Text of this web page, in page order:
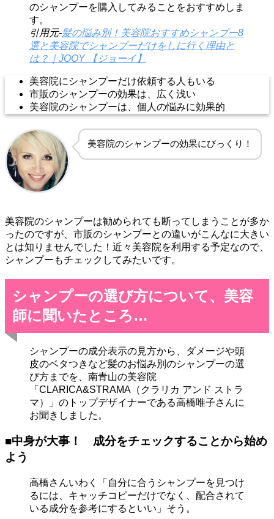
のシャンプーを購入してみることをおすすめしま
す。
引用元-髪の悩み別！美容院おすすめシャンプー8
選と美容院でシャンプーだけをしに行く理由と
は？｜JOOY 【ジョーイ】
美容院にシャンプーだけ依頼する人もいる
市販のシャンプーの効果は、広く浅い
美容院のシャンプーは、個人の悩みに効果的
美容院のシャンプーの効果にびっくり！
美容院のシャンプーは勧められても断ってしまうことが多か
ったのですが、市販のシャンプーとの違いがこんなに大きい
とは知りませんでした！近々美容院を利用する予定なので、
シャンプーもチェックしてみたいです。
シャンプーの選び方について、美容
師に聞いたところ…
シャンプーの成分表示の見方から、ダメージや頭
皮のベタつきなど髪のお悩み別のシャンプーの選
び方までを、南青山の美容院
「CLARICA&STRAMA（クラリカ アンド ストラ
マ）」のトップデザイナーである高橋唯子さんに
お聞きしました。
■中身が大事！ 成分をチェックすることから始め
よう
高橋さんいわく「自分に合うシャンプーを見つけ
るには、キャッチコピーだけでなく、配合されて
いる成分を参考にするといい」そう。